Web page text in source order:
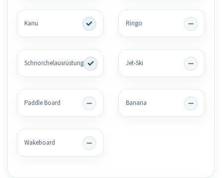
Kanu Ringo
Schnorchelausrüstung Jet-Ski
Paddle Board Banana
Wakeboard